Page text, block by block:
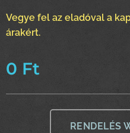
Vegye fel az eladóval a
árakért.
0 Ft
RENDELÉS